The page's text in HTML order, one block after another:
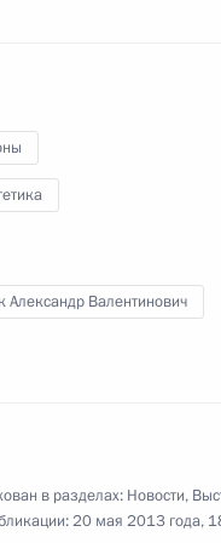
секретарём
Александр Валентинович
в разделах: Новости,
20 мая 2013 года,